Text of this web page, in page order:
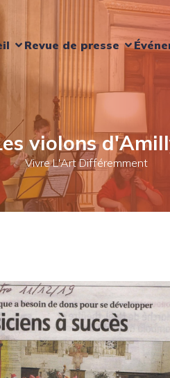
Revue de presse
violons
Vivre L'Art Différemment